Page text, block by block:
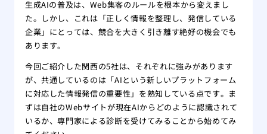
生成AIの普及は、Web集客のルールを根本から変えまし
た。しかし、これは「正しく情報を整理し、発信している
企業」にとっては、競合を大きく引き離す絶好の機会でも
あります。
今回ご紹介した関西の5社は、それぞれに強みがあります
が、共通しているのは「AIという新しいプラットフォーム
に対応した情報発信の重要性」を熟知している点です。ま
ずは自社のWebサイトが現在AIからどのように認識されて
いるか、専門家による診断を受けてみることから始めてみ